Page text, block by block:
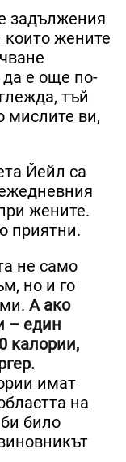
задължения
жените
е още по-
тъй
мислите ви,
Йейл са
жените.
приятни.
не само
но и го
А ако
– един
калории,
имат
на
било